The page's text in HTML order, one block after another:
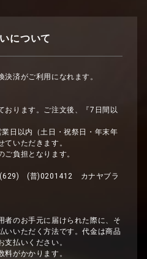
について
済がご利用になれます。
おります。ご注文後、『7日間以
日以内（土日・祝祭日・年末年
いただきます。
負担となります。
(629) (普)0201412 カナヤブラ
者のお手元に届けられた際に、そ
いいただく方法です。代金は商品
払いください。
がかかります。